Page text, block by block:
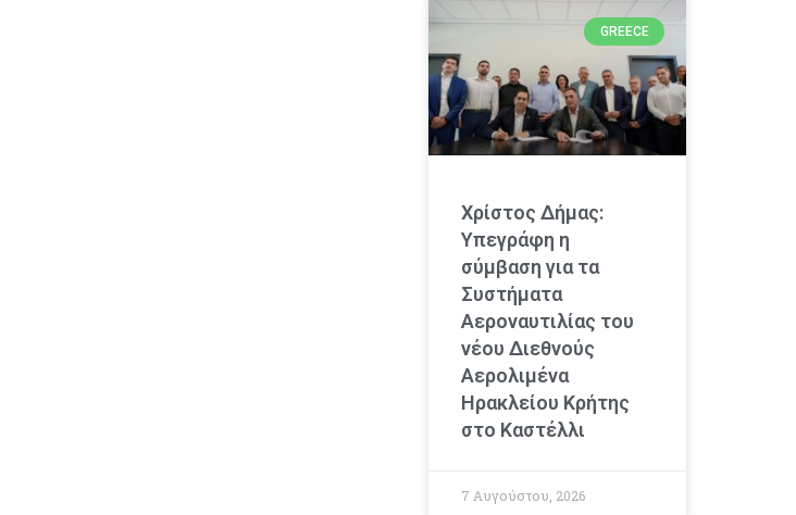
GREECE
Χρίστος Δήμας:
Υπεγράφη η
σύμβαση για τα
Συστήματα
Αεροναυτιλίας του
νέου Διεθνούς
Αερολιμένα
Ηρακλείου Κρήτης
στο Καστέλλι
7 Αυγούστου, 2026